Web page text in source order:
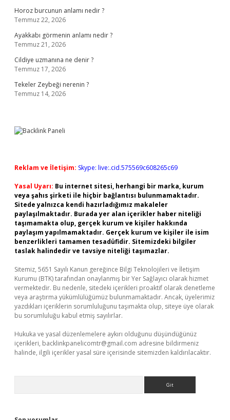
Horoz burcunun anlamı nedir ?
Temmuz 22, 2026
Ayakkabı görmenin anlamı nedir ?
Temmuz 21, 2026
Cildiye uzmanına ne denir ?
Temmuz 17, 2026
Tekeler Zeybeği nerenin ?
Temmuz 14, 2026
Reklam ve İletişim: Skype: live:.cid.575569c608265c69
Yasal Uyarı: Bu internet sitesi, herhangi bir marka, kurum
veya şahıs şirketi ile hiçbir bağlantısı bulunmamaktadır.
Sitede yalnızca kendi hazırladığımız makaleler
paylaşılmaktadır. Burada yer alan içerikler haber niteliği
taşımamakta olup, gerçek kurum ve kişiler hakkında
paylaşım yapılmamaktadır. Gerçek kurum ve kişiler ile isim
benzerlikleri tamamen tesadüfidir. Sitemizdeki bilgiler
taslak halindedir ve tavsiye niteliği taşımazlar.
Sitemiz, 5651 Sayılı Kanun gereğince Bilgi Teknolojileri ve İletişim
Kurumu (BTK) tarafından onaylanmış bir Yer Sağlayıcı olarak hizmet
vermektedir. Bu nedenle, sitedeki içerikleri proaktif olarak denetleme
veya araştırma yükümlülüğümüz bulunmamaktadır. Ancak, üyelerimiz
yazdıkları içeriklerin sorumluluğunu taşımakta olup, siteye üye olarak
bu sorumluluğu kabul etmiş sayılırlar.
Hukuka ve yasal düzenlemelere aykırı olduğunu düşündüğünüz
içerikleri, backlinkpanelicomtr@gmail.com adresine bildirmeniz
halinde, ilgili içerikler yasal süre içerisinde sitemizden kaldırılacaktır.